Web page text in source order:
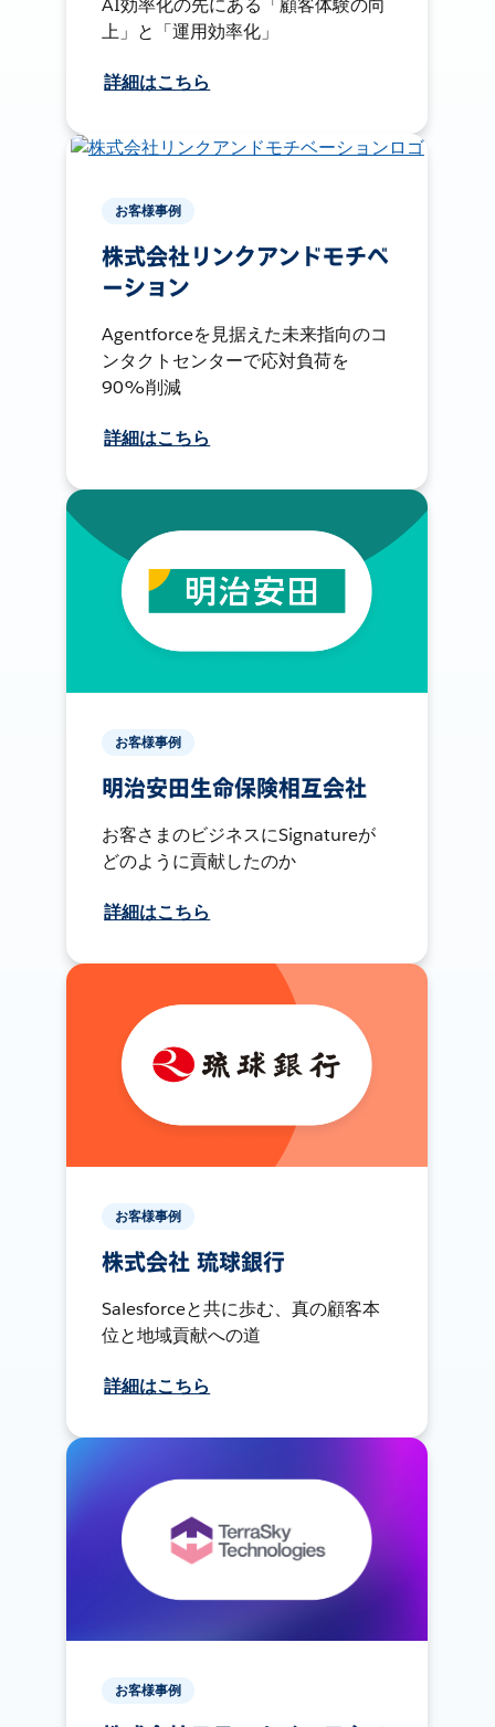
AI効率化の先にある「顧客体験の向
上」と「運用効率化」
詳細はこちら
お客様事例
株式会社リンクアンドモチベ
ーション
Agentforceを見据えた未来指向のコ
ンタクトセンターで応対負荷を
90%削減
詳細はこちら
お客様事例
明治安田生命保険相互会社
お客さまのビジネスにSignatureが
どのように貢献したのか
詳細はこちら
お客様事例
株式会社 琉球銀行
Salesforceと共に歩む、真の顧客本
位と地域貢献への道
詳細はこちら
お客様事例